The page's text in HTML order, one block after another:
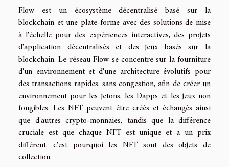
Flow est un écosystème décentralisé basé sur la
blockchain et une plate-forme avec des solutions de mise
à l'échelle pour des expériences interactives, des projets
d'application décentralisés et des jeux basés sur la
blockchain. Le réseau Flow se concentre sur la fourniture
d'un environnement et d'une architecture évolutifs pour
des transactions rapides, sans congestion, afin de créer un
environnement pour les jetons, les Dapps et les jeux non
fongibles. Les NFT peuvent être créés et échangés ainsi
que d'autres crypto-monnaies, tandis que la différence
cruciale est que chaque NFT est unique et a un prix
différent, c'est pourquoi les NFT sont des objets de
collection.